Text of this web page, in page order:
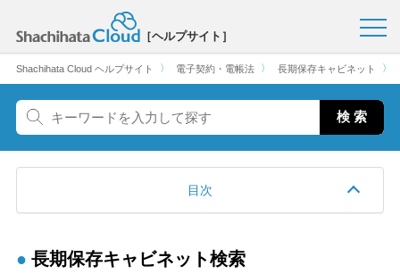
［ヘルプサイト］
Shachihata Cloud ヘルプサイト 〉 電子契約・電帳法 〉 長期保存キャビネット 〉
目次
長期保存キャビネット検索